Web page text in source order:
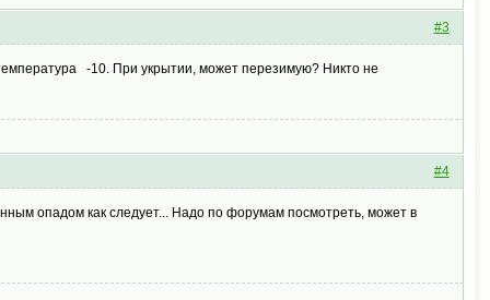
#3
-10. При укрытии, может перезимую? Никто не
#4
опадом как следует... Надо по форумам посмотреть, может в